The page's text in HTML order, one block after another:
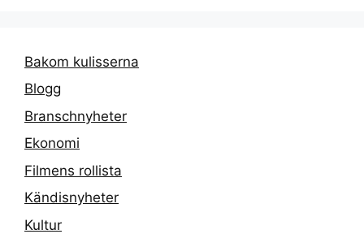
Bakom kulisserna
Blogg
Branschnyheter
Ekonomi
Filmens rollista
Kändisnyheter
Kultur